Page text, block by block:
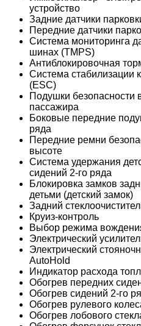
устройство
Задние датчики
Передние датчики
Система мониторинга
шинах (TMPS)
Антиблокировочная
Система стабилизации
(ESС)
Подушки безопасности
пассажира
Боковые передние
ряда
Передние ремни
высоте
Система удержания
сидений 2-го ряда
Блокировка замков
детьми (детский замок)
Задний
Круиз-контроль
Выбор режима
Электрический
Электрический
AutoHold
Индикатор расхода
Обогрев передних
Обогрев сидений 2-го
Обогрев рулевого
Обогрев лобового